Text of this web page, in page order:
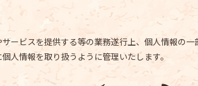
ービスを提供する等の業務遂行上、個人情報の
人情報を取り扱うように管理いたします。